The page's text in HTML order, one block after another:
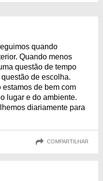
quando
Quando menos
questão de tempo
de escolha.
de bem com
lugar e do ambiente.
diariamente para
COMPARTILHAR